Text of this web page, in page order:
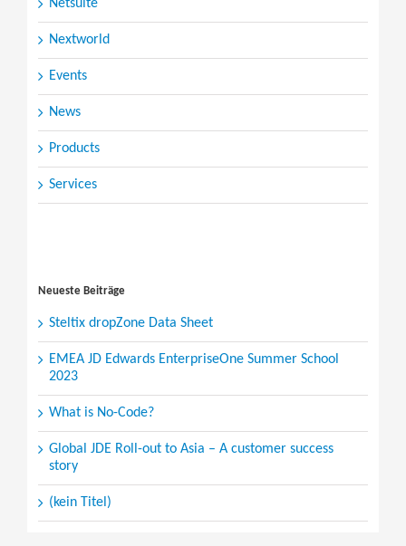
Netsuite
Nextworld
Events
News
Products
Services
Neueste Beiträge
Steltix dropZone Data Sheet
EMEA JD Edwards EnterpriseOne Summer School
2023
What is No-Code?
Global JDE Roll-out to Asia – A customer success
story
(kein Titel)